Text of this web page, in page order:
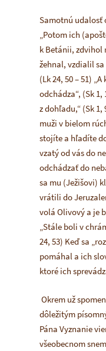
Samotnú udalosť
„Potom ich
k Betánii, zdvihol
žehnal, vzdialil sa
(Lk 24, 50 – 51) „A
odchádza“, (Sk 1,
z dohľadu,“ (Sk 1,
muži v bielom
stojíte a hľadíte
vzatý od vás do
odchádzať do
sa mu (Ježišovi)
vrátili do
volá Olivový a je
„Stále boli v
24, 53) Keď sa
pomáhal a ich
ktoré ich
Okrem už
dôležitým
Pána Vyznanie
všeobecnom